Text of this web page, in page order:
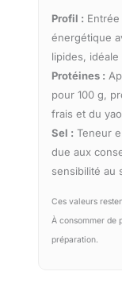
Profil :
énergétique
lipides,
Protéines :
pour 100 g,
frais et du
Sel : Teneur
due aux
sensibilité au
Ces valeurs
À consommer de
préparation.